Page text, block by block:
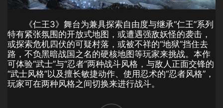
《仁王3》舞台为兼具探索自由度与继承“仁王”系列
特有紧张氛围的开放式地图，或遭遇强敌妖怪的袭击，
或探索危机四伏的可疑村落，或被不祥的“地狱”挡住去
路，不负黑暗战国之名的硬核地图等玩家来挑战。本作
可体验“武士”与“忍者”两种战斗风格，与敌人正面交锋的
“武士风格”以及擅长敏捷动作、使用忍术的“忍者风格”，
玩家可在两种风格之间切换来进行战斗。